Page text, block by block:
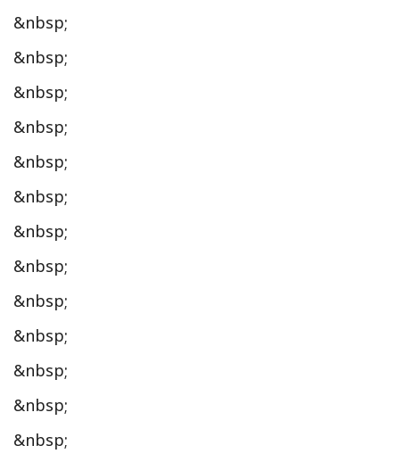
&nbsp;
&nbsp;
&nbsp;
&nbsp;
&nbsp;
&nbsp;
&nbsp;
&nbsp;
&nbsp;
&nbsp;
&nbsp;
&nbsp;
&nbsp;